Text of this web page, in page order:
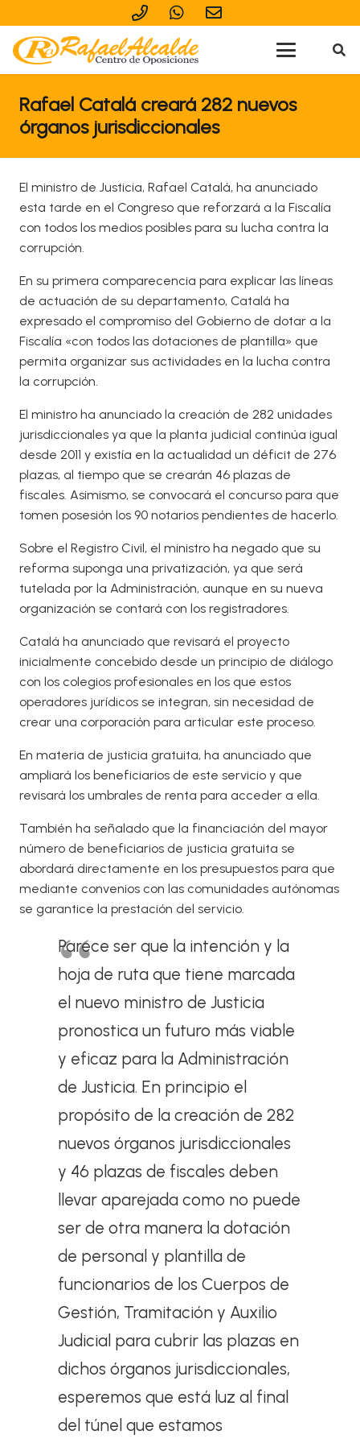
Rafael Catalá creará 282 nuevos
órganos jurisdiccionales
El ministro de Justicia, Rafael Catalá, ha anunciado
esta tarde en el Congreso que reforzará a la Fiscalía
con todos los medios posibles para su lucha contra la
corrupción.
En su primera comparecencia para explicar las líneas
de actuación de su departamento, Catalá ha
expresado el compromiso del Gobierno de dotar a la
Fiscalía «con todos las dotaciones de plantilla» que
permita organizar sus actividades en la lucha contra
la corrupción.
El ministro ha anunciado la creación de 282 unidades
jurisdiccionales ya que la planta judicial continúa igual
desde 2011 y existía en la actualidad un déficit de 276
plazas, al tiempo que se crearán 46 plazas de
fiscales. Asimismo, se convocará el concurso para que
tomen posesión los 90 notarios pendientes de hacerlo.
Sobre el Registro Civil, el ministro ha negado que su
reforma suponga una privatización, ya que será
tutelada por la Administración, aunque en su nueva
organización se contará con los registradores.
Catalá ha anunciado que revisará el proyecto
inicialmente concebido desde un principio de diálogo
con los colegios profesionales en los que estos
operadores jurídicos se integran, sin necesidad de
crear una corporación para articular este proceso.
En materia de justicia gratuita, ha anunciado que
ampliará los beneficiarios de este servicio y que
revisará los umbrales de renta para acceder a ella.
También ha señalado que la financiación del mayor
número de beneficiarios de justicia gratuita se
abordará directamente en los presupuestos para que
mediante convenios con las comunidades autónomas
se garantice la prestación del servicio.
Parece ser que la intención y la
hoja de ruta que tiene marcada
el nuevo ministro de Justicia
pronostica un futuro más viable
y eficaz para la Administración
de Justicia. En principio el
propósito de la creación de 282
nuevos órganos jurisdiccionales
y 46 plazas de fiscales deben
llevar aparejada como no puede
ser de otra manera la dotación
de personal y plantilla de
funcionarios de los Cuerpos de
Gestión, Tramitación y Auxilio
Judicial para cubrir las plazas en
dichos órganos jurisdiccionales,
esperemos que está luz al final
del túnel que estamos